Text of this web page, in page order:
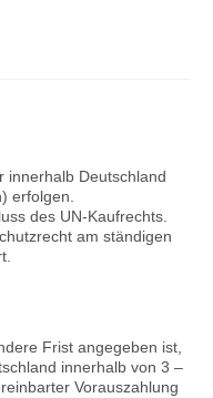
innerhalb Deutschland
erfolgen.
des UN-Kaufrechts.
am ständigen
Frist angegeben ist,
innerhalb von 3 –
Vorauszahlung